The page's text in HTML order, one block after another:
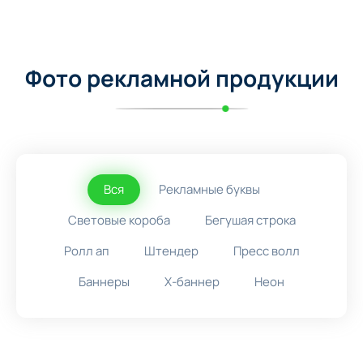
Фото рекламной продукции
Вся
Рекламные буквы
Световые короба
Бегушая строка
Ролл ап
Штендер
Пресс волл
Баннеры
X-баннер Неон